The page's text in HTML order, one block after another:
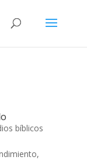
bíblicos